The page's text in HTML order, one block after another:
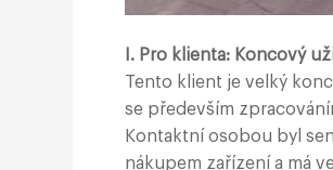
I. Pro klienta: Koncový
Tento klient je velký
se především
Kontaktní osobou byl
nákupem zařízení a má